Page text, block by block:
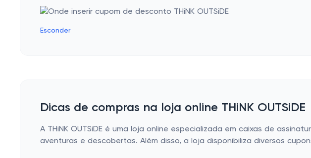
Esconder
Dicas de compras na loja online THiNK OUTSiDE
A THiNK OUTSiDE é uma loja online especializada em caixas de
aventuras e descobertas. Além disso, a loja disponibiliza diversos